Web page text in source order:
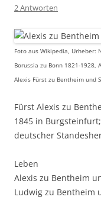
2 Antworten
Foto aus Wikipedia, Urheber:
Borussia zu Bonn 1821-1928,
Alexis Fürst zu Bentheim und
Fürst Alexis zu
1845 in Burgsteinfurt;
deutscher
Leben
Alexis zu Bentheim
Ludwig zu Bentheim